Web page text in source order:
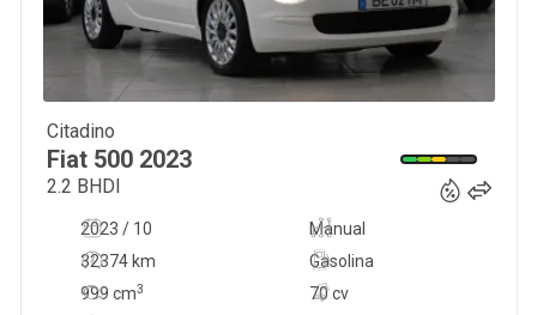
Citadino
Fiat 500 2023
2.2 BHDI
2023 / 10
Manual
32374 km
70 cv
Gasolina
999 cm3